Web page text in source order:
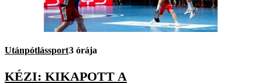
Utánpótlássport3 órája
KÉZI: KIKAPOTT A